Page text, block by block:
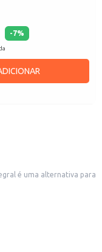
-7%
é uma alternativa para